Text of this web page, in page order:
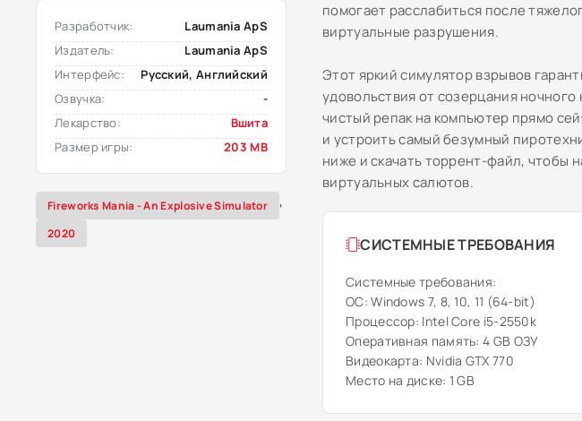
Разработчик:
Laumania ApS
Издатель:
Laumania ApS
Интерфейс:
Русский, Английский
Озвучка:
-
Лекарство:
Вшита
Размер игры:
203 MB
Fireworks Mania - An Explosive Simulator ,
2020
помогает расслабиться после
виртуальные разрушения.
Этот яркий симулятор взрывов
удовольствия от созерцания
чистый репак на компьютер прямо
и устроить самый безумный
ниже и скачать торрент-файл, чтобы
виртуальных салютов.
СИСТЕМНЫЕ ТРЕБОВАНИЯ
Системные требования:
ОС: Windows 7, 8, 10, 11 (64-bit)
Процессор: Intel Core i5-2550k
Оперативная память: 4 GB ОЗУ
Видеокарта: Nvidia GTX 770
Место на диске: 1 GB